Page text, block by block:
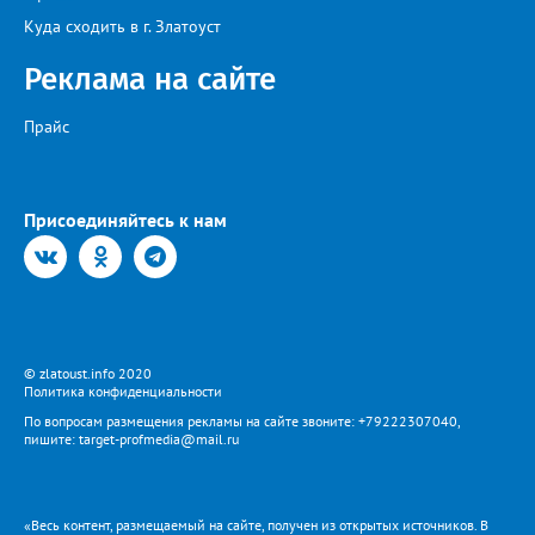
Куда сходить в г. Златоуст
Реклама на сайте
Прайс
Присоединяйтесь к нам
© zlatoust.info 2020
Политика конфиденциальности
По вопросам размещения рекламы на сайте звоните: +79222307040,
пишите: target-profmedia@mail.ru
«Весь контент, размещаемый на сайте, получен из открытых источников. В